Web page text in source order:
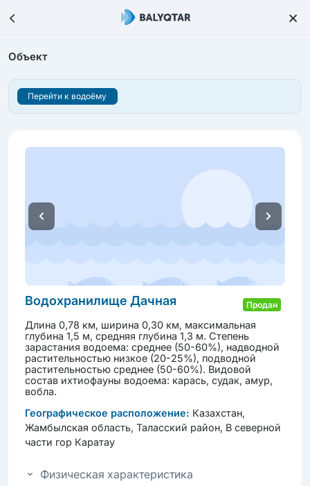
Объект
Перейти к водоёму
Водохранилище Дачная Продан
Длина 0,78 км, ширина 0,30 км, максимальная
глубина 1,5 м, средняя глубина 1,3 м. Степень
зарастания водоема: среднее (50-60%), надводной
растительностью низкое (20-25%), подводной
растительностью среднее (50-60%). Видовой
состав ихтиофауны водоема: карась, судак, амур,
вобла.
Географическое расположение: Казахстан,
Жамбылская область, Таласский район, В северной
части гор Каратау
Физическая характеристика